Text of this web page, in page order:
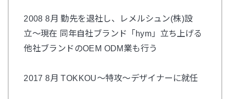
2008 8月 勤先を退社し、レメルシュン(株)設
立〜現在 同年自社ブランド「hym」立ち上げる
他社ブランドのOEM ODM業も行う
2017 8月 TOKKOU〜特攻〜デザイナーに就任